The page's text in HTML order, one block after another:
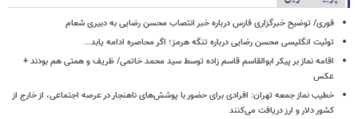
فوری/ توضیح خبرگزاری فارس درباره خبر انتصاب محسن رضایی به دبیری شعام
توئیت انگلیسی محسن رضایی درباره تنگه هرمز؛ اگر محاصره ادامه یابد...
اقامه نماز بر پیکر ابوالقاسم قاسم زاده توسط سید محمد خاتمی/ ظریف و همتی هم بودند +
عکس
خطیب نماز جمعه تهران: افرادی برای حضور با پوشش‌های ناهنجار در عرصه اجتماعی، از خارج از
کشور دلار و ارز دریافت می‌کنند